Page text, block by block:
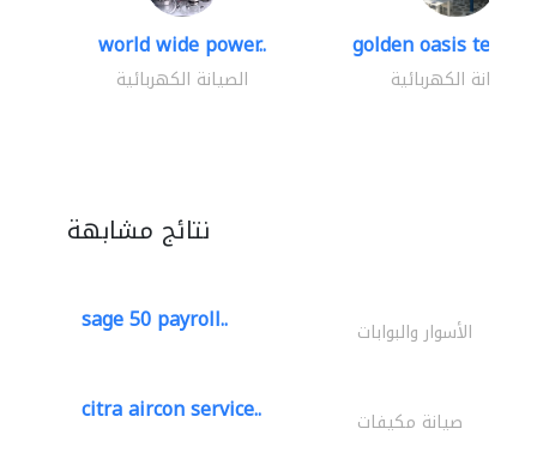
world wide power..
الصيانة الكهربائية
golden oasis
الصيانة الكهربائية
نتائج مشابهة
sage 50 payroll.. الأسوار والبوابات
citra aircon service.. صيانة مكيفات